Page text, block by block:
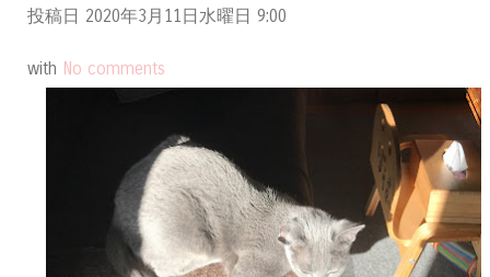
投稿日 2020年3月11日水曜日 9:00
with No comments